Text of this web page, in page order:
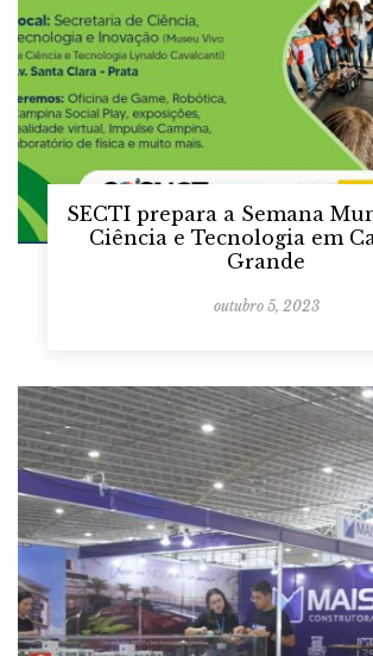
SECTI prepara a Semana
Ciência e Tecnologia em
Grande
outubro 5, 2023